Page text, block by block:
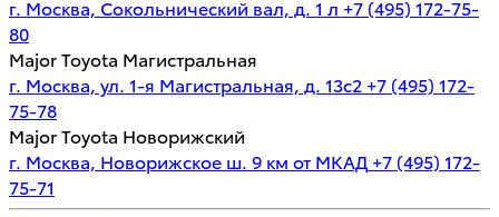
г. Москва, Сокольнический вал, д. 1 л +7 (495) 172-75-
80
Major Toyota Магистральная
г. Москва, ул. 1-я Магистральная, д. 13с2 +7 (495) 172-
75-78
Major Toyota Новорижский
г. Москва, Новорижское ш. 9 км от МКАД +7 (495) 172-
75-71